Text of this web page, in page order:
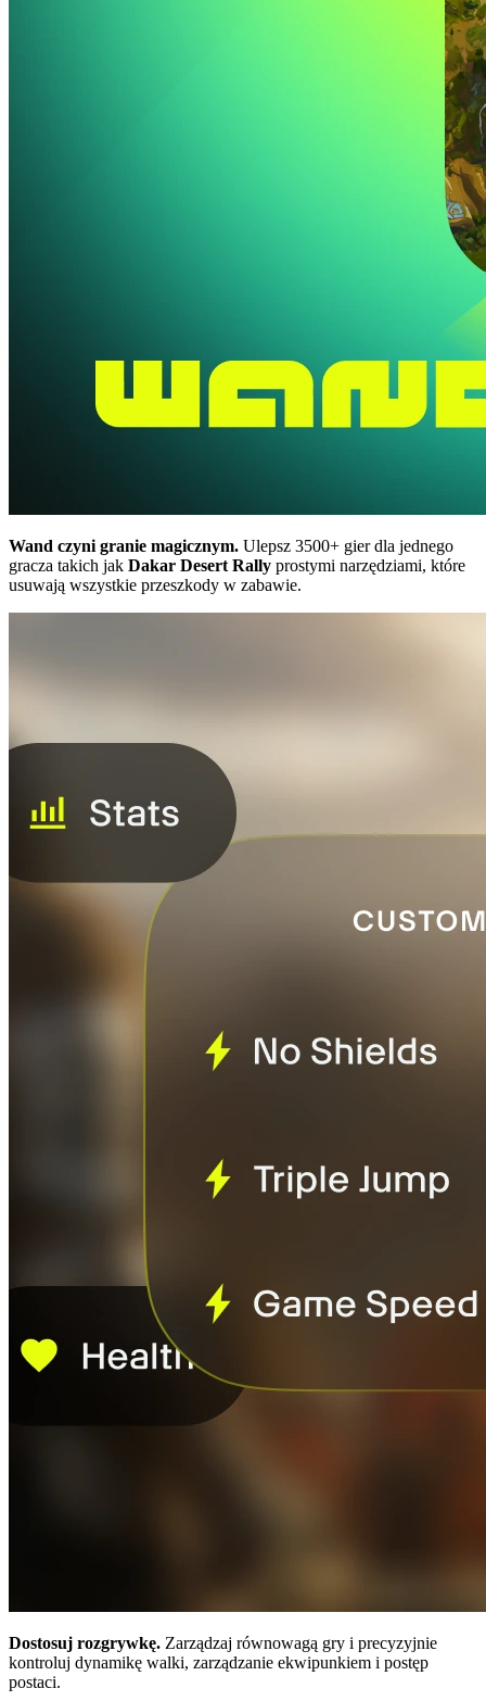
Wand czyni granie magicznym. Ulepsz 3500+ gier dla jednego
gracza takich jak Dakar Desert Rally prostymi narzędziami, które
usuwają wszystkie przeszkody w zabawie.
Dostosuj rozgrywkę. Zarządzaj równowagą gry i precyzyjnie
kontroluj dynamikę walki, zarządzanie ekwipunkiem i postęp
postaci.